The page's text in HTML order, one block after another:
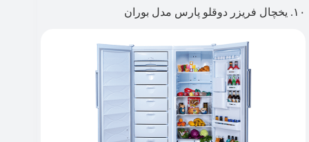
۱۰. یخچال فریزر دوقلو پارس مدل بوران